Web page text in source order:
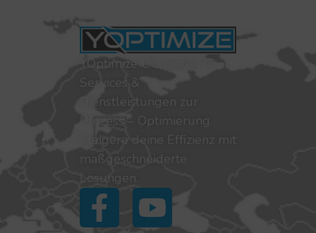
YOptimize UG bieten IT-
Services &
Dienstleistungen zur
Prozess – Optimierung.
Steigere deine Effizienz mit
maßgeschneiderte
Lösungen.